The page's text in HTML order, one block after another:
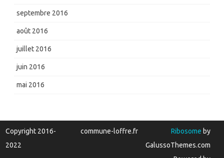
septembre 2016
août 2016
juillet 2016
juin 2016
mai 2016
Copyright 2016-
2022
commune-loffre.fr Ribosome by
GalussoThemes.com